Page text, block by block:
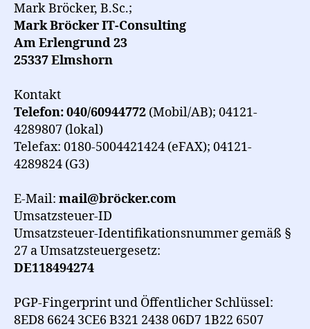
Mark Bröcker, B.Sc.;
Mark Bröcker IT-Consulting
Am Erlengrund 23
25337 Elmshorn
Kontakt
Telefon: 040/60944772 (Mobil/AB); 04121-
4289807 (lokal)
Telefax: 0180-5004421424 (eFAX); 04121-
4289824 (G3)
E-Mail: mail@bröcker.com
Umsatzsteuer-ID
Umsatzsteuer-Identifikationsnummer gemäß §
27 a Umsatzsteuergesetz:
DE118494274
PGP-Fingerprint und Öffentlicher Schlüssel:
8ED8 6624 3CE6 B321 2438 06D7 1B22 6507